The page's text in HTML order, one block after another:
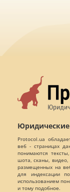
Protocol.ua
веб - страницах
понимаются
шота, сканы, видео,
размещенных на
для индексации
использованием
и тому подобное.